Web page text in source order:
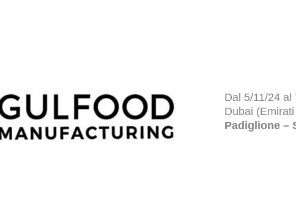
Dal 5/11/24 al
Dubai
Padiglione –